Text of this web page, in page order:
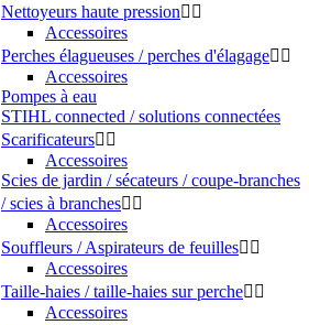
Nettoyeurs haute pression 
Accessoires
Perches élagueuses / perches d'élagage 
Accessoires
Pompes à eau
STIHL connected / solutions connectées
Scarificateurs 
Accessoires
Scies de jardin / sécateurs / coupe-branches
/ scies à branches 
Accessoires
Souffleurs / Aspirateurs de feuilles 
Accessoires
Taille-haies / taille-haies sur perche 
Accessoires